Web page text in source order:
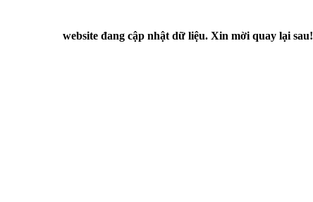
website đang cập nhật dữ liệu. Xin mời quay lại sau!